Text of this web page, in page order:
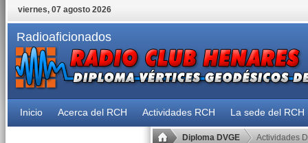
viernes, 07 agosto 2026
Radioaficionados
Inicio Acerca del RCH Actividades RCH La sede del RCH
Diploma DVGE Actividades